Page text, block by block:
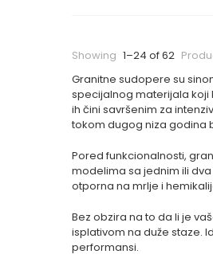
Showing 1–24 of 62
Granitne sudopere su
specijalnog materijala koji
ih čini savršenim za
tokom dugog niza godina
Pored funkcionalnosti,
modelima sa jednim ili
otporna na mrlje i
Bez obzira na to da li je
isplativom na duže staze.
performansi.